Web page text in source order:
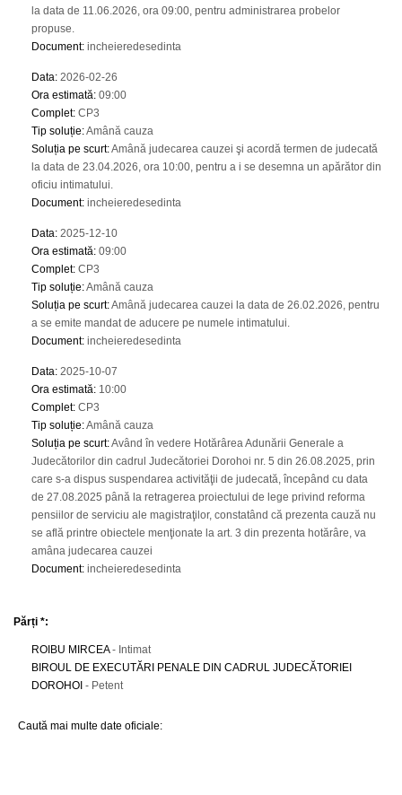
la data de 11.06.2026, ora 09:00, pentru administrarea probelor
propuse.
Document: incheieredesedinta
Data: 2026-02-26
Ora estimată: 09:00
Complet: CP3
Tip soluție:Amână cauza
Soluția pe scurt:Amână judecarea cauzei şi acordă termen de judecată
la data de 23.04.2026, ora 10:00, pentru a i se desemna un apărător din
oficiu intimatului.
Document: incheieredesedinta
Data: 2025-12-10
Ora estimată: 09:00
Complet: CP3
Tip soluție:Amână cauza
Soluția pe scurt:Amână judecarea cauzei la data de 26.02.2026, pentru
a se emite mandat de aducere pe numele intimatului.
Document: incheieredesedinta
Data: 2025-10-07
Ora estimată: 10:00
Complet: CP3
Tip soluție:Amână cauza
Soluția pe scurt:Având în vedere Hotărârea Adunării Generale a
Judecătorilor din cadrul Judecătoriei Dorohoi nr. 5 din 26.08.2025, prin
care s-a dispus suspendarea activităţii de judecată, începând cu data
de 27.08.2025 până la retragerea proiectului de lege privind reforma
pensiilor de serviciu ale magistraţilor, constatând că prezenta cauză nu
se află printre obiectele menţionate la art. 3 din prezenta hotărâre, va
amâna judecarea cauzei
Document: incheieredesedinta
Părți *:
ROIBU MIRCEA- Intimat
BIROUL DE EXECUTĂRI PENALE DIN CADRUL JUDECĂTORIEI
DOROHOI - Petent
Caută mai multe date oficiale: